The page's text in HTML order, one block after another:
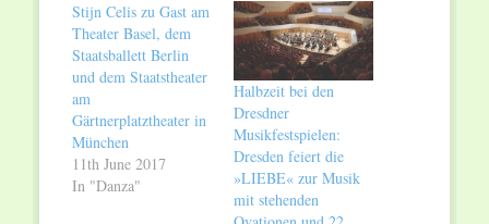
Stijn Celis zu Gast am
Theater Basel, dem
Staatsballett Berlin
und dem Staatstheater
am
Gärtnerplatztheater in
München
11th June 2017
In "Danza"
Halbzeit bei den
Dresdner
Musikfestspielen:
Dresden feiert die
»LIEBE« zur Musik
mit stehenden